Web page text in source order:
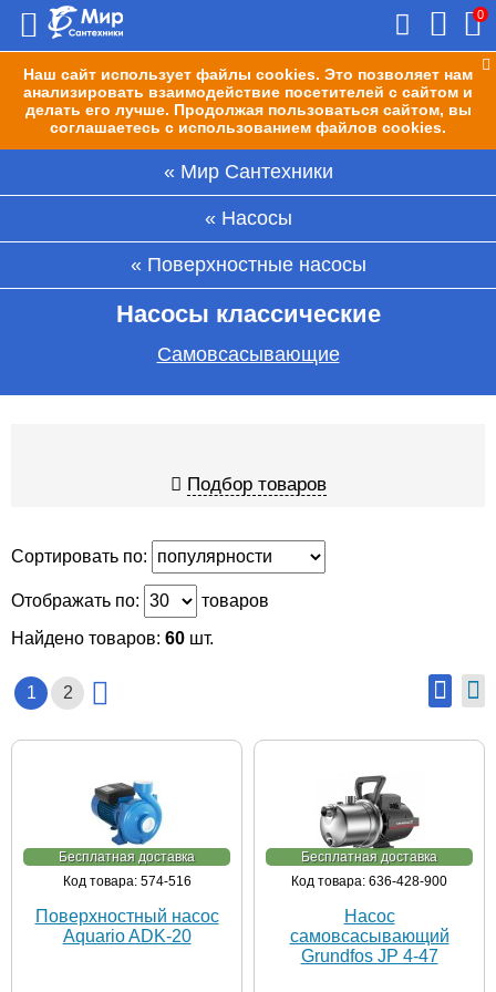
Наш сайт использует файлы cookies. Это позволяет нам
анализировать взаимодействие посетителей с сайтом и
делать его лучше. Продолжая пользоваться сайтом, вы
соглашаетесь с использованием файлов cookies.
0
Мир Сантехники
Насосы
Поверхностные насосы
Насосы классические
Самовсасывающие
Подбор товаров
Сортировать по:
Отображать по:
товаров
Найдено товаров: 60 шт.
1 2
Бесплатная доставка
Код товара: 574-516
Поверхностный насос
Aquario ADK-20
Бесплатная доставка
Код товара: 636-428-900
Насос
самовсасывающий
Grundfos JP 4-47